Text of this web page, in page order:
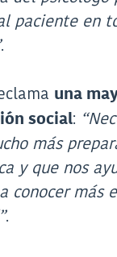
paciente en
.
una
social:
más
y que nos
conocer más
.